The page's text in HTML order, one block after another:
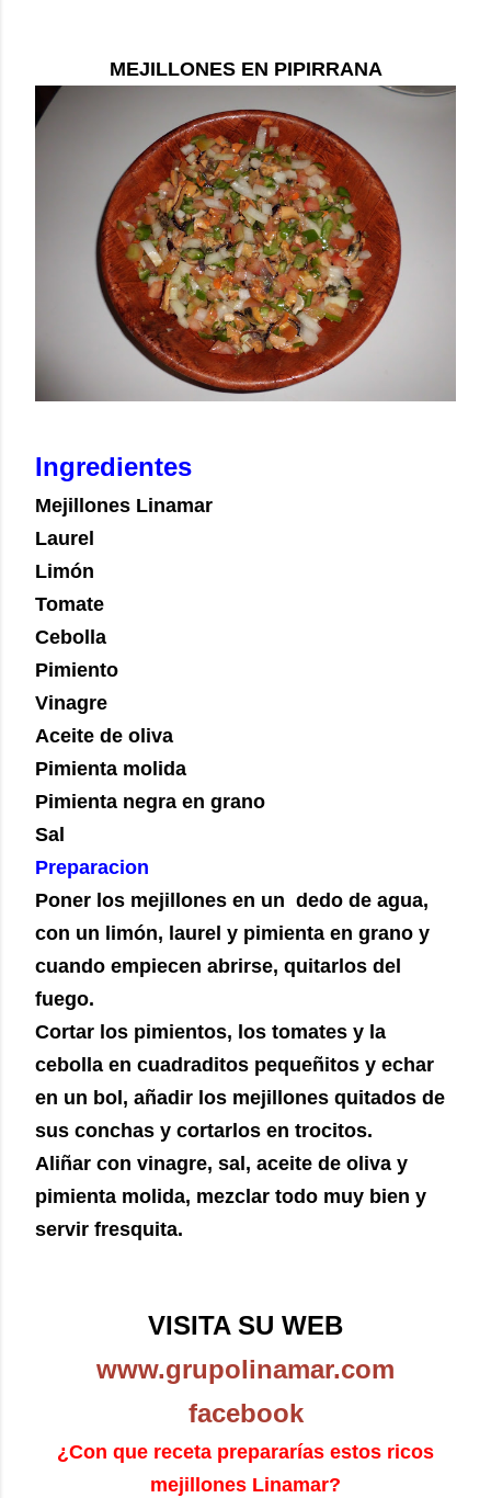
MEJILLONES EN PIPIRRANA
Ingredientes
Mejillones Linamar
Laurel
Limón
Tomate
Cebolla
Pimiento
Vinagre
Aceite de oliva
Pimienta molida
Pimienta negra en grano
Sal
Preparacion
Poner los mejillones en un dedo de agua,
con un limón, laurel y pimienta en grano y
cuando empiecen abrirse, quitarlos del
fuego.
Cortar los pimientos, los tomates y la
cebolla en cuadraditos pequeñitos y echar
en un bol, añadir los mejillones quitados de
sus conchas y cortarlos en trocitos.
Aliñar con vinagre, sal, aceite de oliva y
pimienta molida, mezclar todo muy bien y
servir fresquita.
VISITA SU WEB
www.grupolinamar.com
facebook
¿Con que receta prepararías estos ricos
mejillones Linamar?